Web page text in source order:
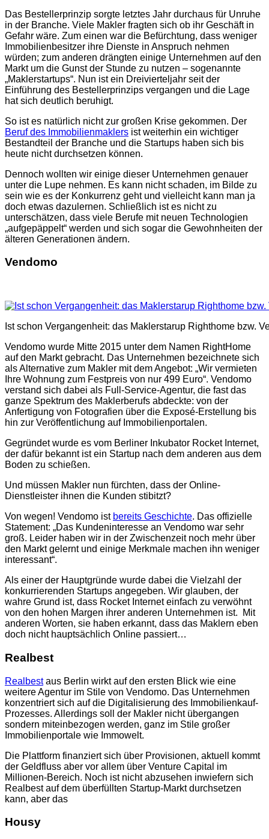
Das Bestellerprinzip sorgte letztes Jahr durchaus für Unruhe
in der Branche. Viele Makler fragten sich ob ihr Geschäft in
Gefahr wäre. Zum einen war die Befürchtung, dass weniger
Immobilienbesitzer ihre Dienste in Anspruch nehmen
würden; zum anderen drängten einige Unternehmen auf den
Markt um die Gunst der Stunde zu nutzen – sogenannte
„Maklerstartups“. Nun ist ein Dreivierteljahr seit der
Einführung des Bestellerprinzips vergangen und die Lage
hat sich deutlich beruhigt.
So ist es natürlich nicht zur großen Krise gekommen. Der
Beruf des Immobilienmaklers ist weiterhin ein wichtiger
Bestandteil der Branche und die Startups haben sich bis
heute nicht durchsetzen können.
Dennoch wollten wir einige dieser Unternehmen genauer
unter die Lupe nehmen. Es kann nicht schaden, im Bilde zu
sein wie es der Konkurrenz geht und vielleicht kann man ja
doch etwas dazulernen. Schließlich ist es nicht zu
unterschätzen, dass viele Berufe mit neuen Technologien
„aufgepäppelt“ werden und sich sogar die Gewohnheiten der
älteren Generationen ändern.
Vendomo
Ist schon Vergangenheit: das Maklerstarup Righthome bzw.
Vendomo wurde Mitte 2015 unter dem Namen RightHome
auf den Markt gebracht. Das Unternehmen bezeichnete sich
als Alternative zum Makler mit dem Angebot: „Wir vermieten
Ihre Wohnung zum Festpreis von nur 499 Euro“. Vendomo
verstand sich dabei als Full-Service-Agentur, die fast das
ganze Spektrum des Maklerberufs abdeckte: von der
Anfertigung von Fotografien über die Exposé-Erstellung bis
hin zur Veröffentlichung auf Immobilienportalen.
Gegründet wurde es vom Berliner Inkubator Rocket Internet,
der dafür bekannt ist ein Startup nach dem anderen aus dem
Boden zu schießen.
Und müssen Makler nun fürchten, dass der Online-
Dienstleister ihnen die Kunden stibitzt?
Von wegen! Vendomo ist bereits Geschichte. Das offizielle
Statement: „Das Kundeninteresse an Vendomo war sehr
groß. Leider haben wir in der Zwischenzeit noch mehr über
den Markt gelernt und einige Merkmale machen ihn weniger
interessant“.
Als einer der Hauptgründe wurde dabei die Vielzahl der
konkurrierenden Startups angegeben. Wir glauben, der
wahre Grund ist, dass Rocket Internet einfach zu verwöhnt
von den hohen Margen ihrer anderen Unternehmen ist. Mit
anderen Worten, sie haben erkannt, dass das Maklern eben
doch nicht hauptsächlich Online passiert…
Realbest
Realbestaus Berlin wirkt auf den ersten Blick wie eine
weitere Agentur im Stile von Vendomo. Das Unternehmen
konzentriert sich auf die Digitalisierung des Immobilienkauf-
Prozesses. Allerdings soll der Makler nicht übergangen
sondern miteinbezogen werden, ganz im Stile großer
Immobilienportale wie Immowelt.
Die Plattform finanziert sich über Provisionen, aktuell kommt
der Geldfluss aber vor allem über Venture Capital im
Millionen-Bereich. Noch ist nicht abzusehen inwiefern sich
Realbest auf dem überfüllten Startup-Markt durchsetzen
kann, aber das
Housy